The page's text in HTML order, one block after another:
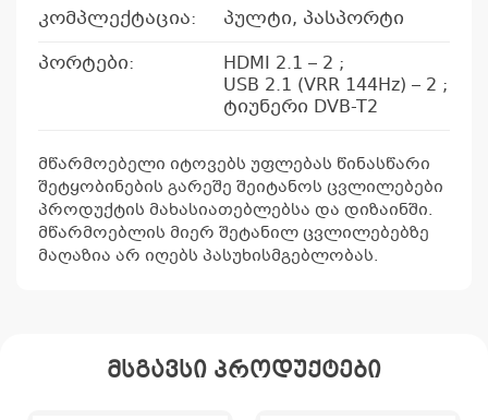
კომპლექტაცია:
პულტი, პასპორტი
პორტები:
HDMI 2.1 – 2 ;
USB 2.1 (VRR 144Hz) – 2 ;
ტიუნერი DVB-T2
მწარმოებელი იტოვებს უფლებას წინასწარი
შეტყობინების გარეშე შეიტანოს ცვლილებები
პროდუქტის მახასიათებლებსა და დიზაინში.
მწარმოებლის მიერ შეტანილ ცვლილებებზე
მაღაზია არ იღებს პასუხისმგებლობას.
მსგავსი პროდუქტები